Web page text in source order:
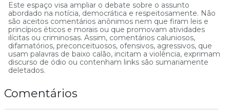
Este espaço visa ampliar o debate sobre o assunto
abordado na notícia, democrática e respeitosamente. Não
são aceitos comentários anônimos nem que firam leis e
princípios éticos e morais ou que promovam atividades
ilícitas ou criminosas. Assim, comentários caluniosos,
difamatórios, preconceituosos, ofensivos, agressivos, que
usam palavras de baixo calão, incitam a violência, exprimam
discurso de ódio ou contenham links são sumariamente
deletados.
Comentários